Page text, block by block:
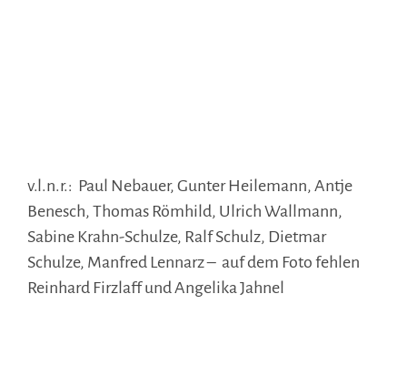
v.l.n.r.: Paul Nebauer, Gunter Heilemann, Antje
Benesch, Thomas Römhild, Ulrich Wallmann,
Sabine Krahn-Schulze, Ralf Schulz, Dietmar
Schulze, Manfred Lennarz – auf dem Foto fehlen
Reinhard Firzlaff und Angelika Jahnel